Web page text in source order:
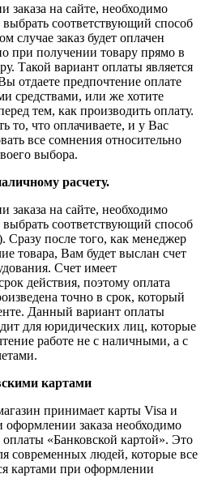
заказа на сайте, необходимо
выбрать соответствующий способ
случае заказ будет оплачен
при получении товару прямо в
Такой вариант оплаты является
отдаете предпочтение оплате
средствами, или же хотите
тем, как производить оплату.
то, что оплачиваете, и у Вас
все сомнения относительно
выбора.
расчету.
заказа на сайте, необходимо
выбрать соответствующий способ
после того, как менеджер
товара, Вам будет выслан счет
Счет имеет
действия, поэтому оплата
точно в срок, который
Данный вариант оплаты
для юридических лиц, которые
работе не с наличными, а с
картами
принимает карты Visa и
оформлении заказа необходимо
оплаты «Банковской картой». Это
современных людей, которые все
картами при оформлении